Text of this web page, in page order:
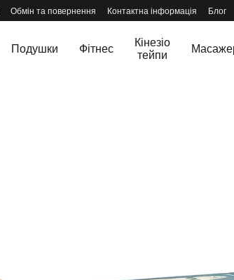
Обмін та повернення Контактна інформація Блог
Подушки Фітнес
Кінезіо
тейпи